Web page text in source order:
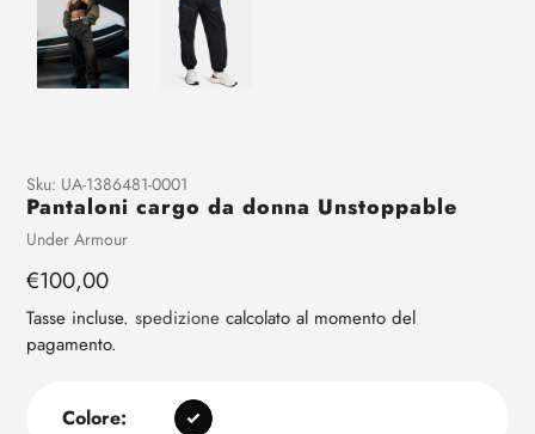
Aggiunta
di
prodotto
tuo
carrello
Sku: UA-1386481-0001
Pantaloni cargo da donna Unstoppable
Venditrice
Under Armour
Prezzo
regolare
€100,00
Tasse incluse. spedizione calcolato al momento del
pagamento.
Colore: